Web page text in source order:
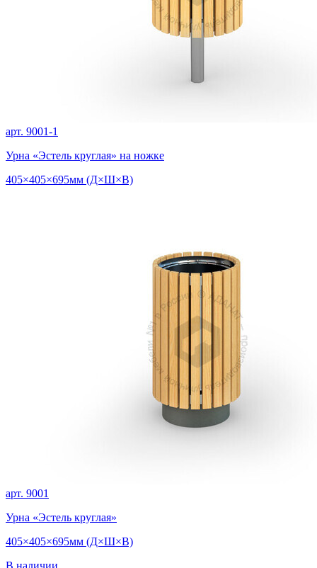
арт. 9001-1
Урна «Эстель круглая» на ножке
405×405×695мм (Д×Ш×В)
арт. 9001
Урна «Эстель круглая»
405×405×695мм (Д×Ш×В)